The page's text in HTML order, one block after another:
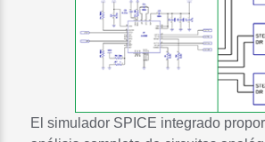
El simulador SPICE integrado